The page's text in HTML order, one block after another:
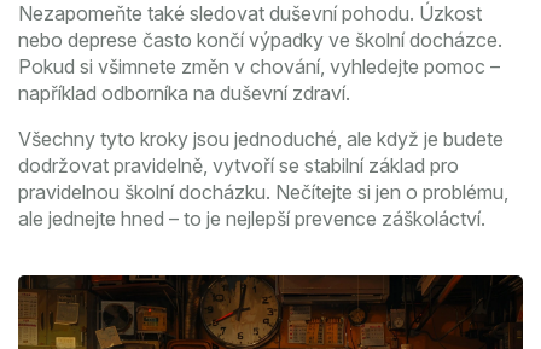
Nezapomeňte také sledovat duševní pohodu. Úzkost
nebo deprese často končí výpadky ve školní docházce.
Pokud si všimnete změn v chování, vyhledejte pomoc –
například odborníka na duševní zdraví.
Všechny tyto kroky jsou jednoduché, ale když je budete
dodržovat pravidelně, vytvoří se stabilní základ pro
pravidelnou školní docházku. Nečítejte si jen o problému,
ale jednejte hned – to je nejlepší prevence záškoláctví.